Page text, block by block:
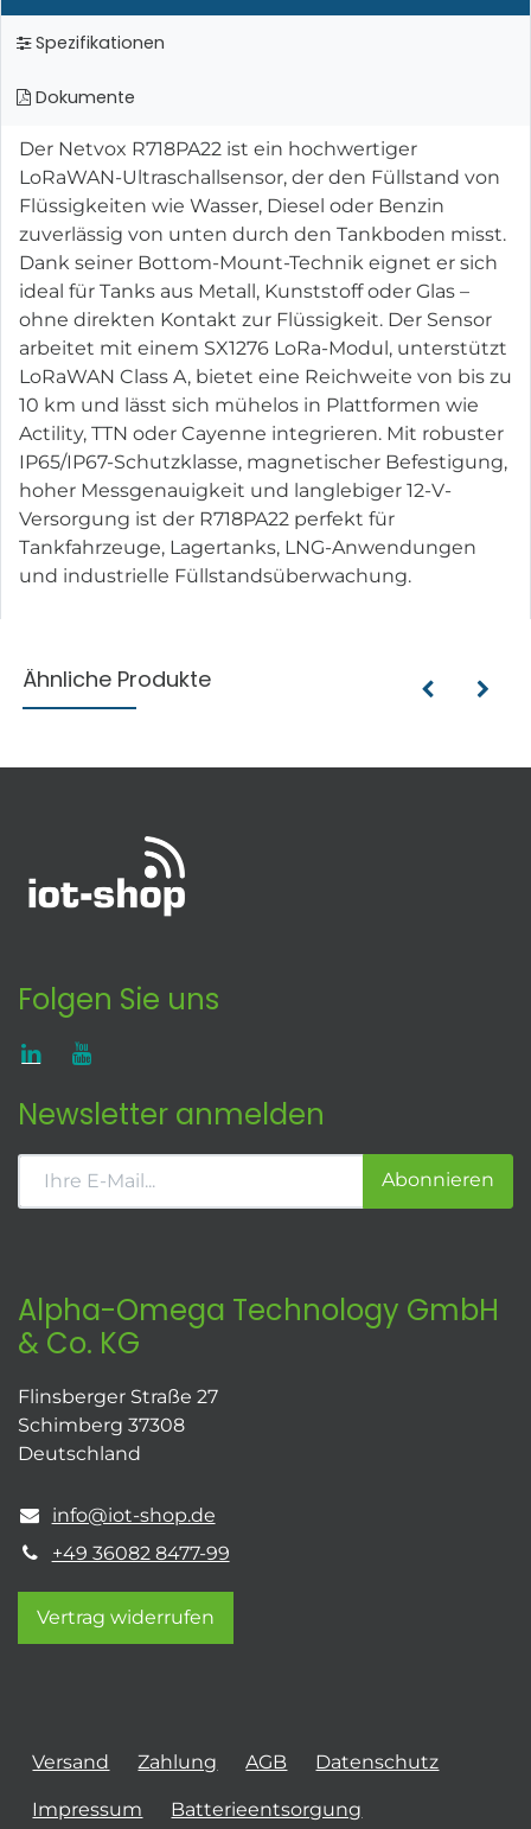
Spezifikationen
Dokumente
Der Netvox R718PA22 ist ein hochwertiger
LoRaWAN-Ultraschallsensor, der den Füllstand von
Flüssigkeiten wie Wasser, Diesel oder Benzin
zuverlässig von unten durch den Tankboden misst.
Dank seiner Bottom-Mount-Technik eignet er sich
ideal für Tanks aus Metall, Kunststoff oder Glas –
ohne direkten Kontakt zur Flüssigkeit. Der Sensor
arbeitet mit einem SX1276 LoRa-Modul, unterstützt
LoRaWAN Class A, bietet eine Reichweite von bis zu
10 km und lässt sich mühelos in Plattformen wie
Actility, TTN oder Cayenne integrieren. Mit robuster
IP65/IP67-Schutzklasse, magnetischer Befestigung,
hoher Messgenauigkeit und langlebiger 12-V-
Versorgung ist der R718PA22 perfekt für
Tankfahrzeuge, Lagertanks, LNG-Anwendungen
und industrielle Füllstandsüberwachung.
Ähnliche Produkte
Folgen Sie uns
Newsletter anmelden
Abonnieren
Alpha-Omega Technology GmbH
& Co. KG
Flinsberger Straße 27
Schimberg 37308
Deutschland
info@iot-shop.de
+49 36082 8477-99
Vertrag widerrufen
Versand Zahlung AGB Datenschutz
Impressum Batterieentsorgung